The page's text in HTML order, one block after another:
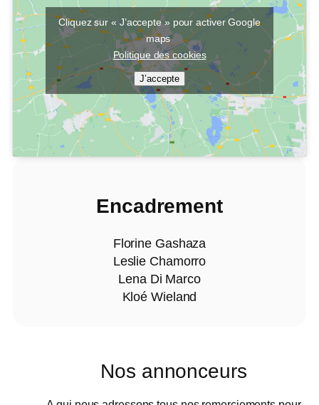
Cliquez sur « J’accepte » pour activer Google
maps
Politique des cookies
J’accepte
Encadrement
Florine Gashaza
Leslie Chamorro
Lena Di Marco
Kloé Wieland
Nos annonceurs